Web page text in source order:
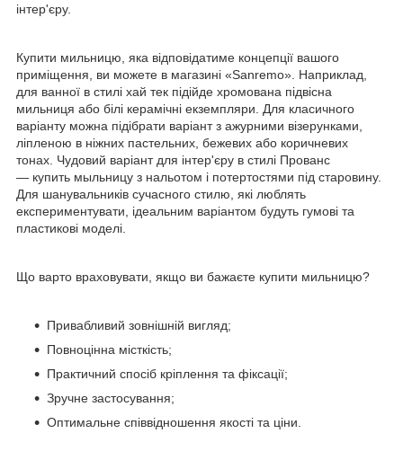
інтер'єру.
Купити мильницю, яка відповідатиме концепції вашого
приміщення, ви можете в магазині «Sanremo». Наприклад,
для ванної в стилі хай тек підійде хромована підвісна
мильниця або білі керамічні екземпляри. Для класичного
варіанту можна підібрати варіант з ажурними візерунками,
ліпленою в ніжних пастельних, бежевих або коричневих
тонах. Чудовий варіант для інтер'єру в стилі Прованс
— купить мыльницу з нальотом і потертостями під старовину.
Для шанувальників сучасного стилю, які люблять
експериментувати, ідеальним варіантом будуть гумові та
пластикові моделі.
Що варто враховувати, якщо ви бажаєте купити мильницю?
Привабливий зовнішній вигляд;
Повноцінна місткість;
Практичний спосіб кріплення та фіксації;
Зручне застосування;
Оптимальне співвідношення якості та ціни.